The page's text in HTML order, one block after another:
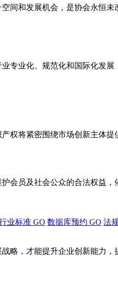
间和发展机会，是协会永恒未
业化、规范化和国际化发
权将紧密围绕市场创新主体
会员及社会公众的合法权益
业标准 GO 数据库预约 GO 法
，才能提升企业创新能力